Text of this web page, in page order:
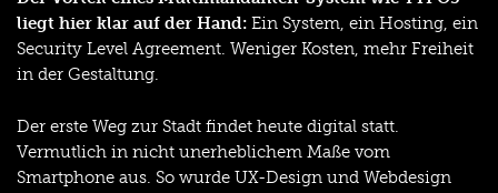
liegt hier klar auf der Hand: Ein System, ein Hosting, ein
Security Level Agreement. Weniger Kosten, mehr Freiheit
in der Gestaltung.
Der erste Weg zur Stadt findet heute digital statt.
Vermutlich in nicht unerheblichem Maße vom
Smartphone aus. So wurde UX-Design und Webdesign